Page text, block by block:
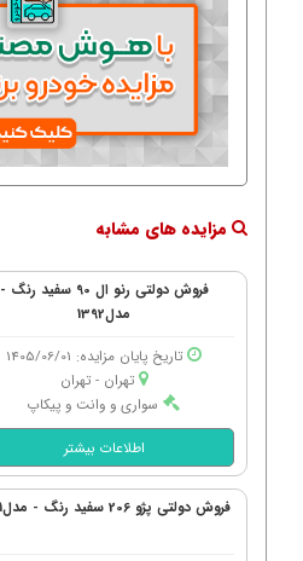
مزایده های مشابه
فروش دولتی رنو ال 90 سفید رنگ -
مدل1392
تاریخ پایان مزایده: 1405/06/01
تهران - تهران
سواری و وانت و پیکاپ
اطلاعات بیشتر
فروش دولتی پژو 206 سفید رنگ - مدل1381